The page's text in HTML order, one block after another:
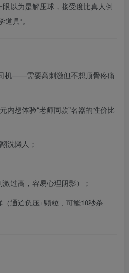
以为是解压球，接受度比真人倒
具”。
机——需要高刺激但不想顶骨疼痛
内想体验“老师同款”名器的性价比
洗懒人；
过高，容易心理阴影）；
通道负压+颗粒，可能10秒杀